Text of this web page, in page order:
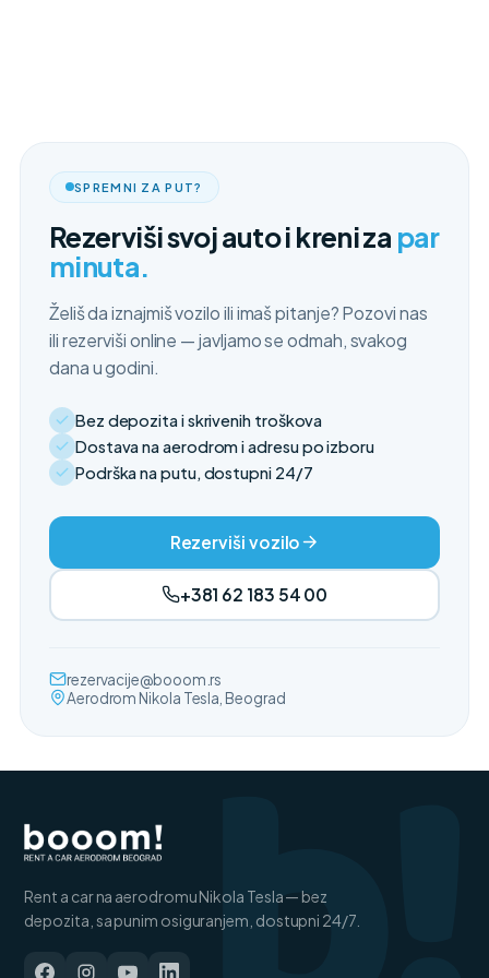
SPREMNI ZA PUT?
Rezerviši svoj auto i kreni za par
minuta.
Želiš da iznajmiš vozilo ili imaš pitanje? Pozovi nas
ili rezerviši online — javljamo se odmah, svakog
dana u godini.
Bez depozita i skrivenih troškova
Dostava na aerodrom i adresu po izboru
Podrška na putu, dostupni 24/7
Rezerviši vozilo
+381 62 183 54 00
rezervacije@booom.rs
Aerodrom Nikola Tesla, Beograd
Rent a car na aerodromu Nikola Tesla — bez
depozita, sa punim osiguranjem, dostupni 24/7.